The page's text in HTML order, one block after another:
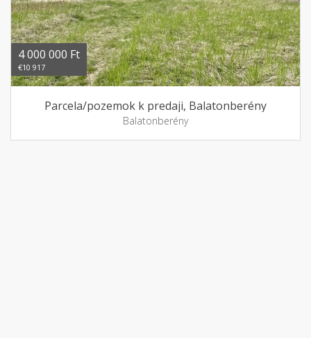
4 000 000 Ft
€10 917
Parcela/pozemok k predaji, Balatonberény
Balatonberény